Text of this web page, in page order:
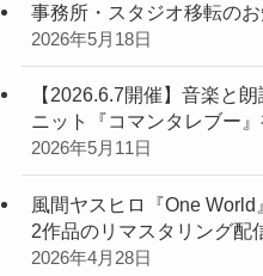
事務所・スタジオ移転の
2026年5月18日
【2026.6.7開催】音楽と
ニット『コマンタレブー』
2026年5月11日
風間ヤスヒロ『One World
2作品のリマスタリング配
2026年4月28日